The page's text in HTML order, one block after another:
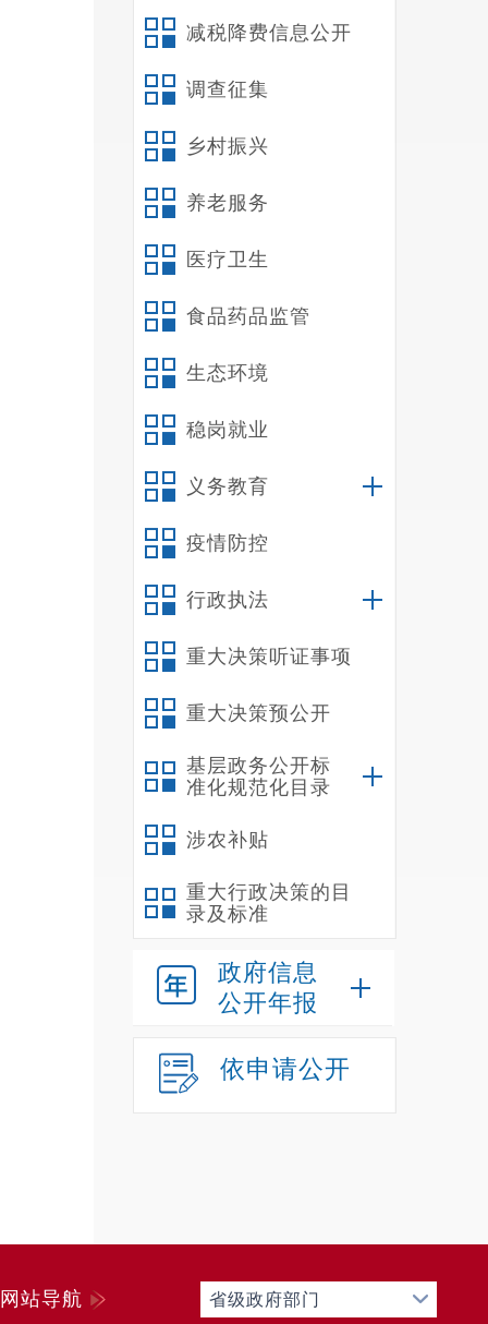
减税降费信息公开
调查征集
乡村振兴
养老服务
医疗卫生
食品药品监管
生态环境
稳岗就业
义务教育
疫情防控
行政执法
重大决策听证事项
重大决策预公开
基层政务公开标
准化规范化目录
涉农补贴
重大行政决策的目
录及标准
政府信息
公开年报
依申请公开
网站导航 省级政府部门